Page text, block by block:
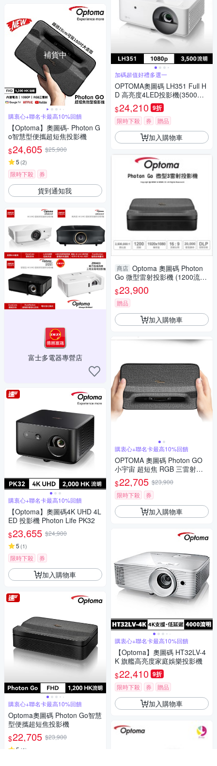
補貨中
購衷心+聯名卡最高10%回饋
【Optoma】奧圖碼- Photon G
o智慧型便攜超短焦投影機
$24,605 $25,900
5 (2)
限時下殺 券
貨到通知我
富士多電器專營店
購衷心+聯名卡最高10%回饋
【Optoma】奧圖碼4K UHD 4L
ED 投影機 Photon Life PK32
$23,655 $24,900
5 (1)
限時下殺 券
加入購物車
購衷心+聯名卡最高10%回饋
Optoma奧圖碼 Photon Go智慧
型便攜超短焦投影機
$22,705 $23,900
5 (1)
加碼超值好禮多選一
OPTOMA奧圖碼 LH351 Full H
D 高亮度4LED投影機(3500流
明)
$24,210 9折
限時下殺 券 贈品
加入購物車
商店 Optoma 奧圖碼 Photon
Go 微型雷射投影機 (1200流
明) 智慧型 便攜 超短焦 內建Go
ogle 長效電池
$23,900
贈品
加入購物車
購衷心+聯名卡最高10%回饋
OPTOMA 奧圖碼 Photon GO
小宇宙 超短焦 RGB 三雷射智
慧型隨身便攜微投影機
$22,705 $23,900
限時下殺
券
加入購物車
購衷心+聯名卡最高10%回饋
【Optoma】奧圖碼 HT32LV-4
K 旗艦高亮度家庭娛樂投影機
$22,410 9折
限時下殺 券 贈品
加入購物車